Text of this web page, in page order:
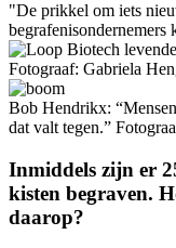
De prikkel om iets
begrafenisondernemers
Fotograaf: Gabriela
Bob Hendrikx:
dat valt tegen.”
Inmiddels zijn er
kisten begraven.
daarop?